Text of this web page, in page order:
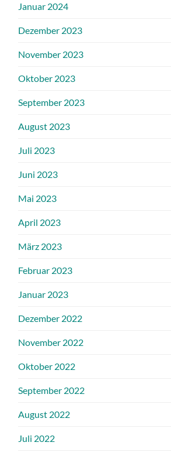
Januar 2024
Dezember 2023
November 2023
Oktober 2023
September 2023
August 2023
Juli 2023
Juni 2023
Mai 2023
April 2023
März 2023
Februar 2023
Januar 2023
Dezember 2022
November 2022
Oktober 2022
September 2022
August 2022
Juli 2022